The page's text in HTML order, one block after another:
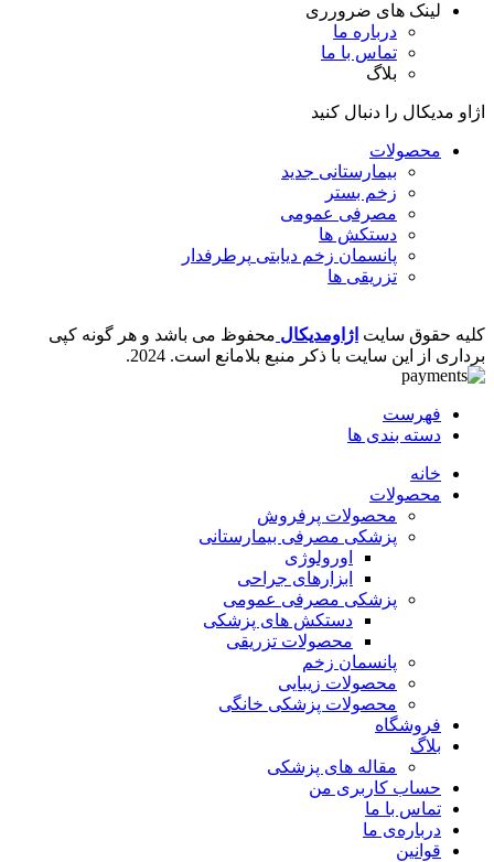
لینک های ضرورری
درباره ما
تماس با ما
بلاگ
اژاو مدیکال را دنبال کنید
محصولات
بیمارستانی جدید
زخم بستر
مصرفی عمومی
دستکش ها
پانسمان زخم دیابتی پرطرفدار
تزریقی ها
کلیه حقوق سایت اژاومدیکال محفوظ می باشد و هر گونه کپی
برداری از این سایت با ذکر منبع بلامانع است. 2024.
فهرست
دسته بندی ها
خانه
محصولات
محصولات پرفروش
پزشکی مصرفی بیمارستانی
اورولوژی
ابزارهای جراحی
پزشکی مصرفی عمومی
دستکش های پزشکی
محصولات تزریقی
پانسمان زخم
محصولات زیبایی
محصولات پزشکی خانگی
فروشگاه
بلاگ
مقاله های پزشکی
حساب کاربری من
تماس با ما
درباره‌ی ما
قوانین